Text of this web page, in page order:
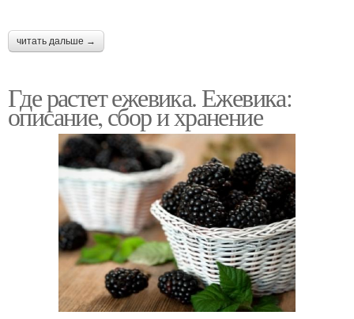
читать дальше →
Где растет ежевика. Ежевика:
описание, сбор и хранение